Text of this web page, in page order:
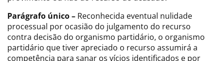
Parágrafo único – Reconhecida eventual nulidade
processual por ocasião do julgamento do recurso
contra decisão do organismo partidário, o organismo
partidário que tiver apreciado o recurso assumirá a
competência para sanar os vícios identificados e por